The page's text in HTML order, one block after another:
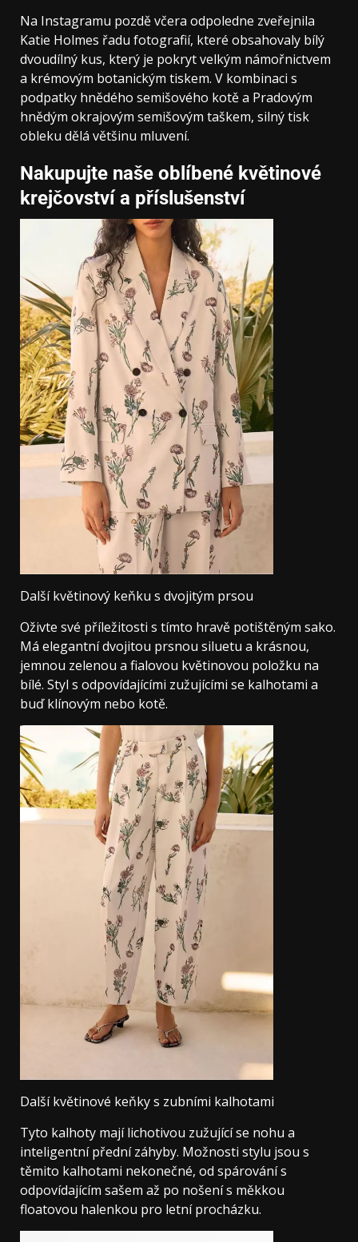
Na Instagramu pozdě včera odpoledne zveřejnila
Katie Holmes řadu fotografií, které obsahovaly bílý
dvoudílný kus, který je pokryt velkým námořnictvem
a krémovým botanickým tiskem. V kombinaci s
podpatky hnědého semišového kotě a Pradovým
hnědým okrajovým semišovým taškem, silný tisk
obleku dělá většinu mluvení.
Nakupujte naše oblíbené květinové
krejčovství a příslušenství
Další květinový keňku s dvojitým prsou
Oživte své příležitosti s tímto hravě potištěným sako.
Má elegantní dvojitou prsnou siluetu a krásnou,
jemnou zelenou a fialovou květinovou položku na
bílé. Styl s odpovídajícími zužujícími se kalhotami a
buď klínovým nebo kotě.
Další květinové keňky s zubními kalhotami
Tyto kalhoty mají lichotivou zužující se nohu a
inteligentní přední záhyby. Možnosti stylu jsou s
těmito kalhotami nekonečné, od spárování s
odpovídajícím sašem až po nošení s měkkou
floatovou halenkou pro letní procházku.